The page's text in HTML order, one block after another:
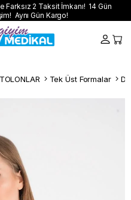
2 Taksit İmkanı! 14 Gün
Aynı Gün Kargo!
Tek Üst Formalar